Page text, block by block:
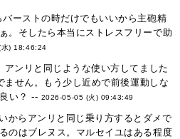
ーストの時だけでもいいから主砲精
。そしたら本当にストレスフリーで助
) 18:46:24
アンリと同じような使い方してました
ません。もう少し近めで前後運動しな
い？ -- 2026-05-05 (火) 09:43:49
からアンリと同じ乗り方するとダメで
のはブレヌス。マルセイユはある程度